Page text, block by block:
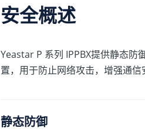
安全概述
Yeastar P 系列 IPPBX提供静态防
置，用于防止网络攻击，增强通信
静态防御